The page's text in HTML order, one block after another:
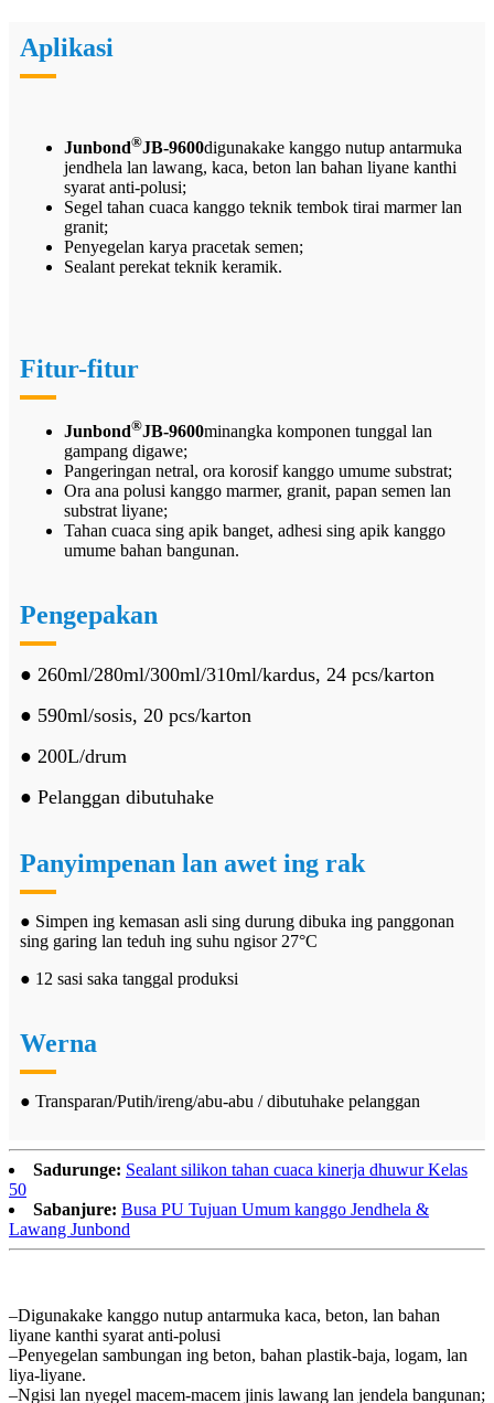
Aplikasi
Junbond®JB-9600digunakake kanggo nutup antarmuka
jendhela lan lawang, kaca, beton lan bahan liyane kanthi
syarat anti-polusi;
Segel tahan cuaca kanggo teknik tembok tirai marmer lan
granit;
Penyegelan karya pracetak semen;
Sealant perekat teknik keramik.
Fitur-fitur
Junbond®JB-9600minangka komponen tunggal lan
gampang digawe;
Pangeringan netral, ora korosif kanggo umume substrat;
Ora ana polusi kanggo marmer, granit, papan semen lan
substrat liyane;
Tahan cuaca sing apik banget, adhesi sing apik kanggo
umume bahan bangunan.
Pengepakan
● 260ml/280ml/300ml/310ml/kardus, 24 pcs/karton
● 590ml/sosis, 20 pcs/karton
● 200L/drum
● Pelanggan dibutuhake
Panyimpenan lan awet ing rak
● Simpen ing kemasan asli sing durung dibuka ing panggonan
sing garing lan teduh ing suhu ngisor 27°C
● 12 sasi saka tanggal produksi
Werna
● Transparan/Putih/ireng/abu-abu / dibutuhake pelanggan
Sadurunge: Sealant silikon tahan cuaca kinerja dhuwur Kelas
50
Sabanjure: Busa PU Tujuan Umum kanggo Jendhela &
Lawang Junbond
–Digunakake kanggo nutup antarmuka kaca, beton, lan bahan
liyane kanthi syarat anti-polusi
–Penyegelan sambungan ing beton, bahan plastik-baja, logam, lan
liya-liyane.
–Ngisi lan nyegel macem-macem jinis lawang lan jendela bangunan;